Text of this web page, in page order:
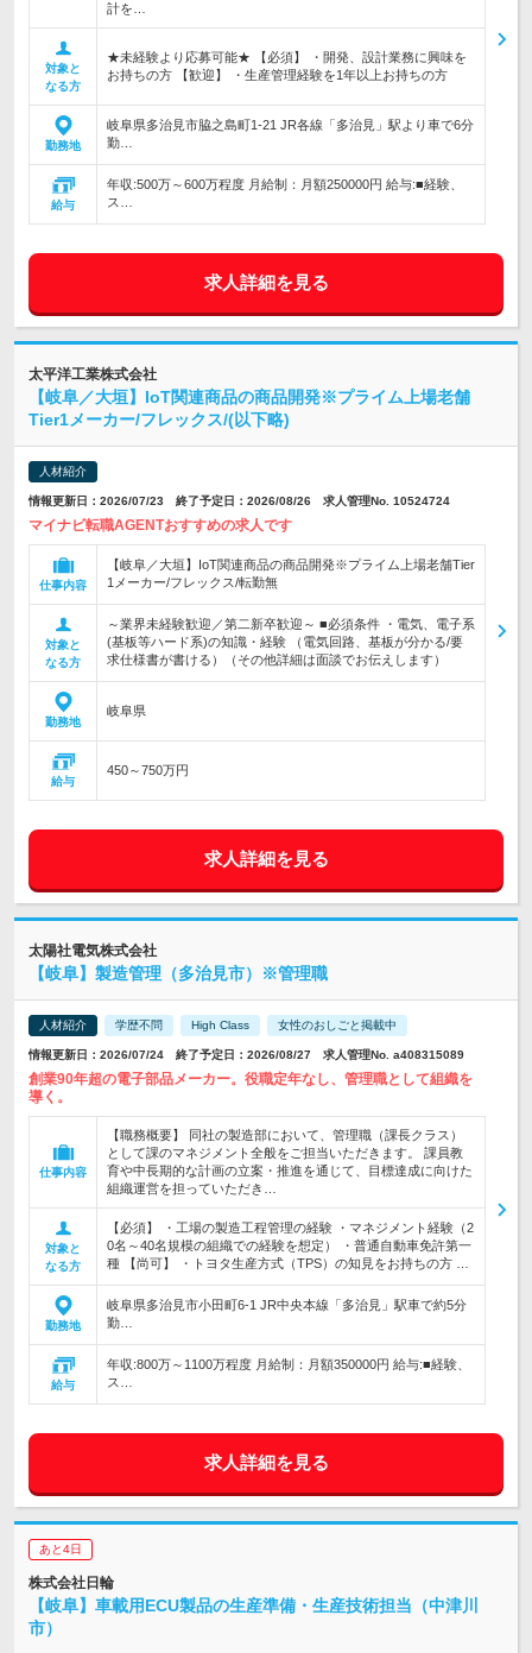
計を…
対象と
なる方
★未経験より応募可能★ 【必須】 ・開発、設計業務に興味を
お持ちの方 【歓迎】 ・生産管理経験を1年以上お持ちの方
勤務地
岐阜県多治見市脇之島町1-21 JR各線「多治見」駅より車で6分
勤…
給与
年収:500万～600万程度 月給制：月額250000円 給与:■経験、
ス…
求人詳細を見る
太平洋工業株式会社
【岐阜／大垣】IoT関連商品の商品開発※プライム上場老舗
Tier1メーカー/フレックス/(以下略)
人材紹介
情報更新日：2026/07/23 終了予定日：2026/08/26 求人管理No. 10524724
マイナビ転職AGENTおすすめの求人です
仕事内容
【岐阜／大垣】IoT関連商品の商品開発※プライム上場老舗Tier
1メーカー/フレックス/転勤無
対象と
なる方
～業界未経験歓迎／第二新卒歓迎～ ■必須条件 ・電気、電子系
(基板等ハード系)の知識・経験 （電気回路、基板が分かる/要
求仕様書が書ける）（その他詳細は面談でお伝えします）
勤務地
岐阜県
給与
450～750万円
求人詳細を見る
太陽社電気株式会社
【岐阜】製造管理（多治見市）※管理職
人材紹介 学歴不問 High Class 女性のおしごと掲載中
情報更新日：2026/07/24 終了予定日：2026/08/27 求人管理No. a408315089
創業90年超の電子部品メーカー。役職定年なし、管理職として組織を
導く。
仕事内容
【職務概要】 同社の製造部において、管理職（課長クラス）
として課のマネジメント全般をご担当いただきます。 課員教
育や中長期的な計画の立案・推進を通じて、目標達成に向けた
組織運営を担っていただき…
対象と
なる方
【必須】 ・工場の製造工程管理の経験 ・マネジメント経験（2
0名～40名規模の組織での経験を想定） ・普通自動車免許第一
種 【尚可】 ・トヨタ生産方式（TPS）の知見をお持ちの方 …
勤務地
岐阜県多治見市小田町6-1 JR中央本線「多治見」駅車で約5分
勤…
給与
年収:800万～1100万程度 月給制：月額350000円 給与:■経験、
ス…
求人詳細を見る
あと4日
株式会社日輪
【岐阜】車載用ECU製品の生産準備・生産技術担当（中津川
市）